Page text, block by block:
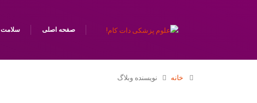
صفحه اصلی سلامت
خانه نویسنده وبلاگ